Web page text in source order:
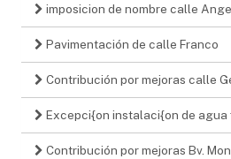
imposicion de nombre calle
Pavimentación de calle Franco
Contribución por mejoras calle
Excepci{on instalaci{on de agua
Contribución por mejoras Bv.